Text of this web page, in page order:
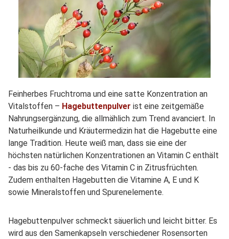
Feinherbes Fruchtroma und eine satte Konzentration an
Vitalstoffen – Hagebuttenpulver ist eine zeitgemäße
Nahrungsergänzung, die allmählich zum Trend avanciert. In
Naturheilkunde und Kräutermedizin hat die Hagebutte eine
lange Tradition. Heute weiß man, dass sie eine der
höchsten natürlichen Konzentrationen an Vitamin C enthält
- das bis zu 60-fache des Vitamin C in Zitrusfrüchten.
Zudem enthalten Hagebutten die Vitamine A, E und K
sowie Mineralstoffen und Spurenelemente.
Hagebuttenpulver schmeckt säuerlich und leicht bitter. Es
wird aus den Samenkapseln verschiedener Rosensorten